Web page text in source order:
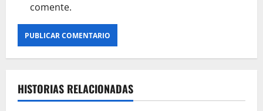
comente.
HISTORIAS RELACIONADAS